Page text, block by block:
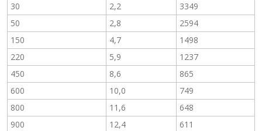
30
2,2
3349
50
2,8
2594
150
4,7
1498
220
5,9
1237
450
8,6
865
600
10,0
749
800
11,6
648
900
12,4
611